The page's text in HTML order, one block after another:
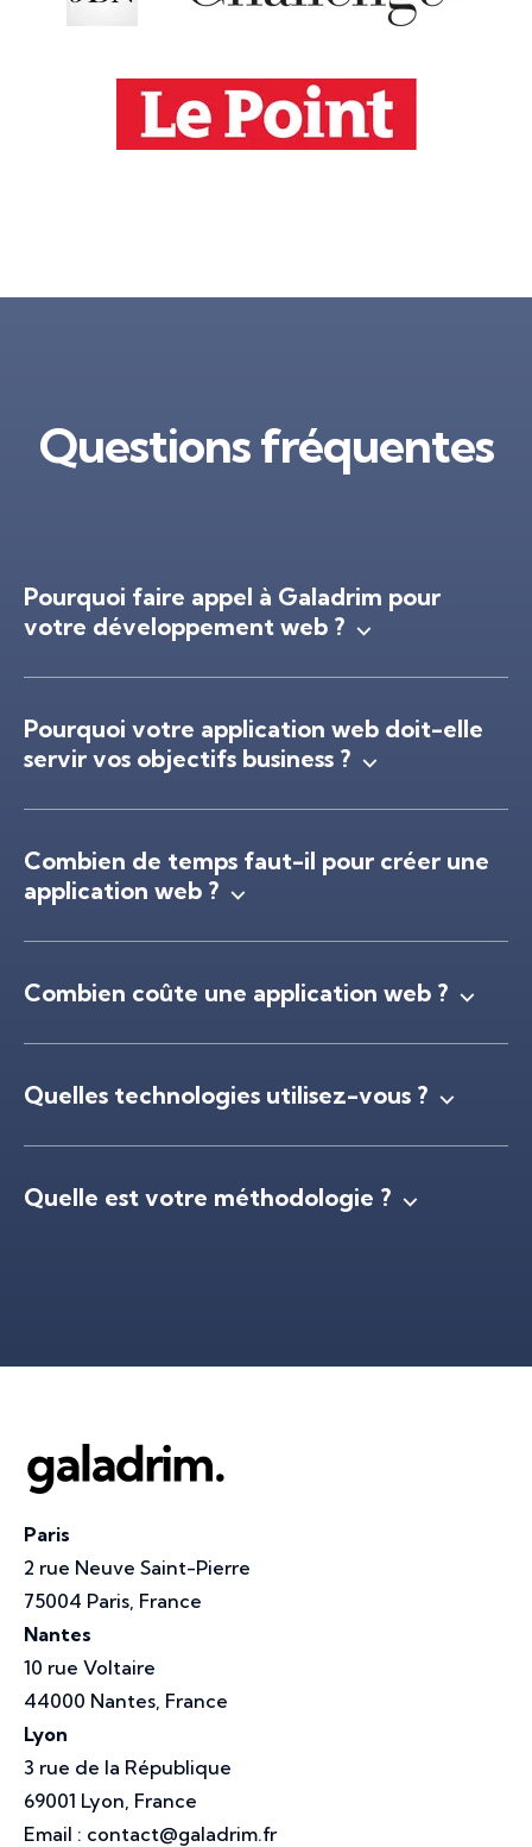
Questions fréquentes
Pourquoi faire appel à Galadrim pour
votre développement web ?
Pourquoi votre application web doit-elle
servir vos objectifs business ?
Combien de temps faut-il pour créer une
application web ?
Combien coûte une application web ?
Quelles technologies utilisez-vous ?
Quelle est votre méthodologie ?
Paris
2 rue Neuve Saint-Pierre
75004 Paris, France
Nantes
10 rue Voltaire
44000 Nantes, France
Lyon
3 rue de la République
69001 Lyon, France
Email : contact@galadrim.fr